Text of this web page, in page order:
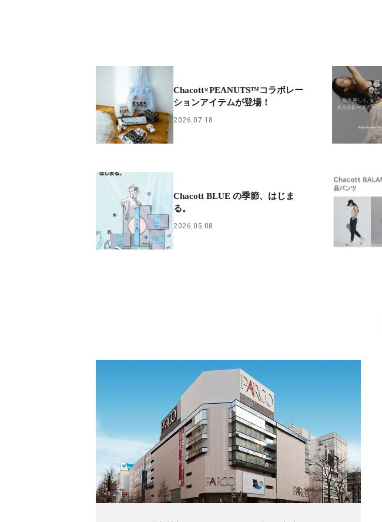
Chacott×PEANUTS™︎コラボレー
ションアイテムが登場！
2026.07.18
Chacott BLUE の季節、はじま
る。
2026.05.08